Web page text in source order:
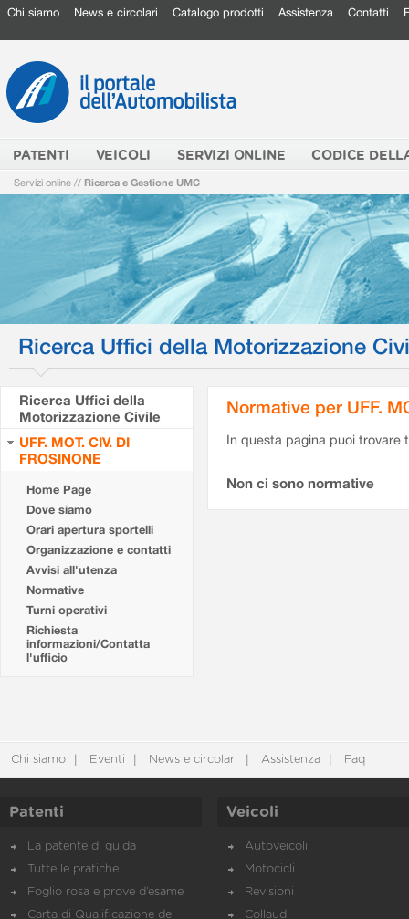
Chi siamo News e circolari Catalogo prodotti Assistenza Contatti
PATENTI VEICOLI SERVIZI ONLINE CODICE
Servizi online // Ricerca e Gestione UMC
Ricerca Uffici della Motorizzazione
Ricerca Uffici della
Motorizzazione Civile
UFF. MOT. CIV. DI
FROSINONE
Home Page
Dove siamo
Orari apertura sportelli
Organizzazione e contatti
Avvisi all'utenza
Normative
Turni operativi
Richiesta
informazioni/Contatta
l'ufficio
Normative per UFF.
In questa pagina puoi
Non ci sono normative
Chi siamo Eventi News e circolari Assistenza Faq
Patenti
La patente di guida
Tutte le pratiche
Foglio rosa e prove d’esame
Carta di Qualificazione del
Veicoli
Autoveicoli
Motocicli
Revisioni
Collaudi